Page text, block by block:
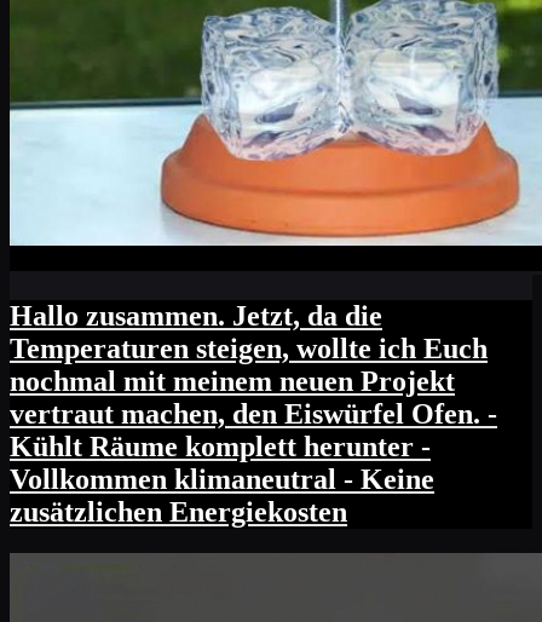
Hallo zusammen. Jetzt, da die
Temperaturen steigen, wollte ich Euch
nochmal mit meinem neuen Projekt
vertraut machen, den Eiswürfel Ofen. -
Kühlt Räume komplett herunter -
Vollkommen klimaneutral - Keine
zusätzlichen Energiekosten